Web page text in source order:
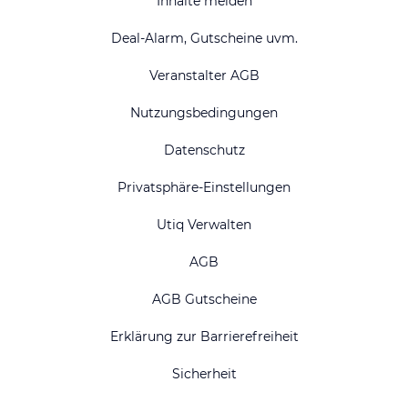
Deal-Alarm, Gutscheine uvm.
Veranstalter AGB
Nutzungsbedingungen
Datenschutz
Privatsphäre-Einstellungen
Utiq Verwalten
AGB
AGB Gutscheine
Erklärung zur Barrierefreiheit
Sicherheit